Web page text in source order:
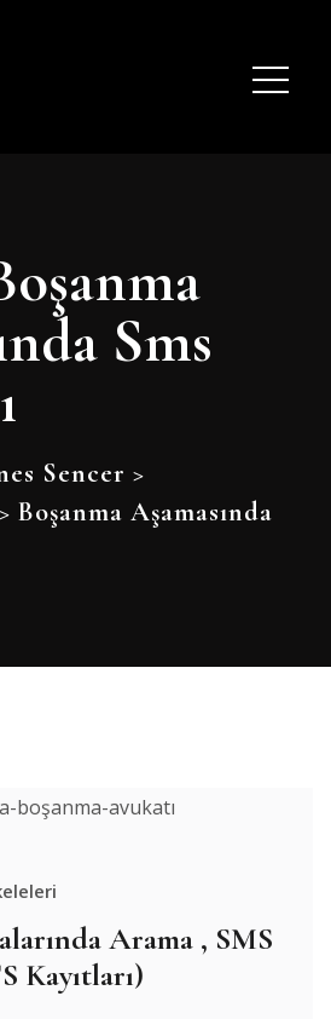
Sms
Sencer >
> Boşanma Aşamasında
Arama , SMS
Kayıtları)